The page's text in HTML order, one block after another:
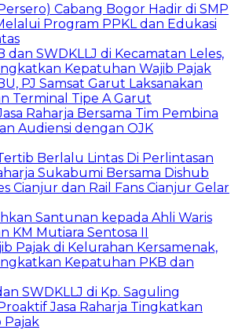
Cabang Bogor Hadir di SMP
Program PPKL dan Edukasi
dan SWDKLLJ di Kecamatan Leles,
Kepatuhan Wajib Pajak
PJ Samsat Garut Laksanakan
Terminal Tipe A Garut
Raharja Bersama Tim Pembina
Audiensi dengan OJK
Berlalu Lintas Di Perlintasan
Sukabumi Bersama Dishub
Cianjur dan Rail Fans Cianjur Gelar
Santunan kepada Ahli Waris
KM Mutiara Sentosa II
Pajak di Kelurahan Kersamenak,
Kepatuhan PKB dan
SWDKLLJ di Kp. Saguling
Jasa Raharja Tingkatkan
Pajak